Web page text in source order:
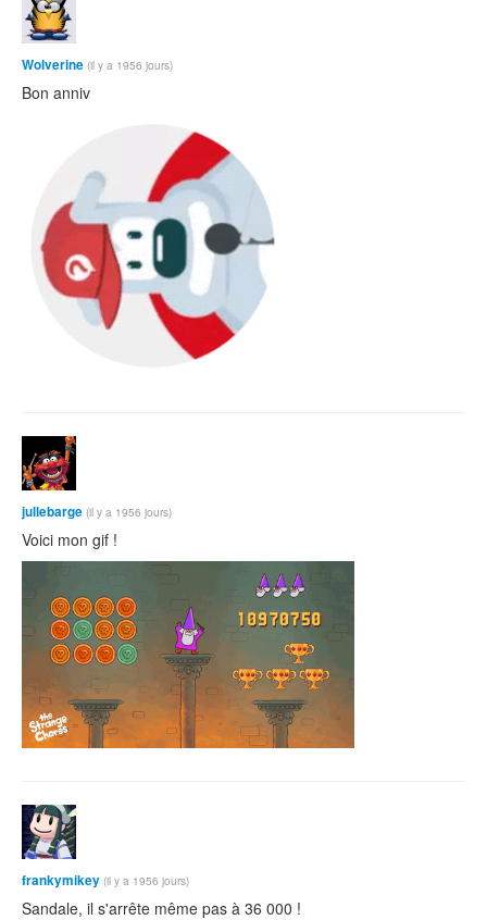
Wolverine (il y a 1956 jours)
Bon anniv
jullebarge (il y a 1956 jours)
Voici mon gif !
frankymikey (il y a 1956 jours)
Sandale, il s'arrête même pas à 36 000 !